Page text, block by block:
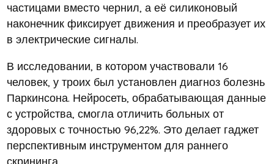
частицами вместо чернил, а её силиконовый
наконечник фиксирует движения и преобразует их
в электрические сигналы.
В исследовании, в котором участвовали 16
человек, у троих был установлен диагноз болезнь
Паркинсона. Нейросеть, обрабатывающая данные
с устройства, смогла отличить больных от
здоровых с точностью 96,22%. Это делает гаджет
перспективным инструментом для раннего
скрининга.